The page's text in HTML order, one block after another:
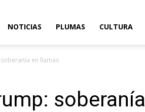
Evolución
NOTICIAS PLUMAS CULTURA
en llamas
soberanía